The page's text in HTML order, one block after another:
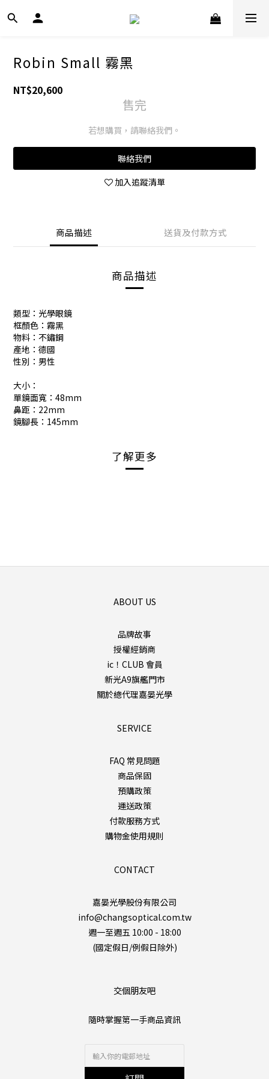
Robin Small 霧黑
NT$20,600
售完
若想購買，請聯絡我們。
聯絡我們
加入追蹤清單
商品描述 送貨及付款方式
商品描述
類型：光學眼鏡
框顏色：霧黑
物料：不鏽鋼
產地：德國
性別：男性
大小：
單鏡面寬：48mm
鼻距：22mm
鏡腳長：145mm
了解更多
ABOUT US
品牌故事
授權經銷商
ic！CLUB 會員
新光A9旗艦門市
關於總代理嘉晏光學
SERVICE
FAQ 常見問題
商品保固
預購政策
運送政策
付款服務方式
購物金使用規則
CONTACT
嘉晏光學股份有限公司
info@changsoptical.com.tw
週一至週五 10:00 - 18:00
(國定假日/例假日除外)
交個朋友吧
隨時掌握第一手商品資訊